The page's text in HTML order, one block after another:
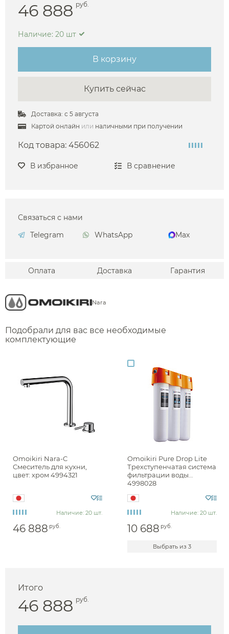
46 888 руб.
Наличие: 20 шт
В корзину
Купить сейчас
Доставка: с 5 августа
Картой онлайн или наличными при получении
Код товара: 456062
В избранное В сравнение
Связаться с нами
Telegram
WhatsApp Max
Оплата Доставка Гарантия
Nara
Подобрали для вас все необходимые
комплектующие
Omoikiri Nara-C
Смеситель для кухни,
цвет: хром 4994321
Наличие: 20 шт.
46 888 руб.
Omoikiri Pure Drop Lite
Трехступенчатая система
фильтрации воды
4998028
Наличие: 20 шт.
10 688 руб.
Выбрать из 3
Итого
46 888 руб.